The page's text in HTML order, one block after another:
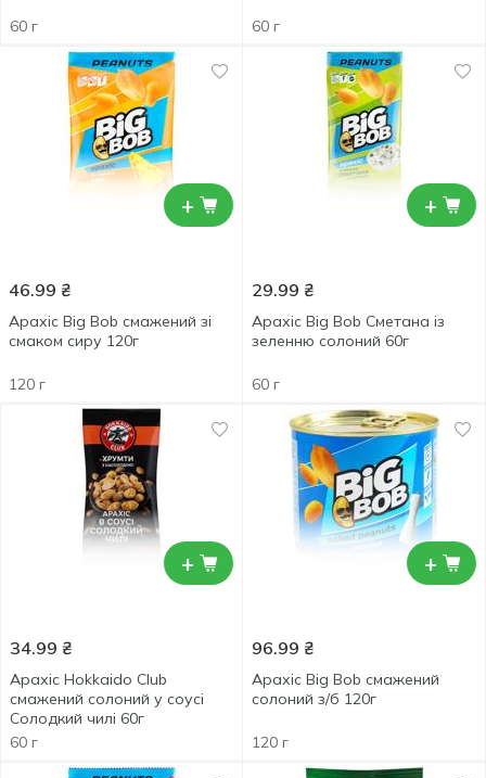
60 г 60 г
+
46.99 ₴
Арахіс Big Bob смажений зі
смаком сиру 120г
120 г
+
29.99 ₴
Арахіс Big Bob Сметана із
зеленню солоний 60г
60 г
+
34.99 ₴
Арахіс Hokkaido Club
смажений солоний у соусі
Солодкий чилі 60г
60 г
+
96.99 ₴
Арахіс Big Bob смажений
солоний з/б 120г
120 г